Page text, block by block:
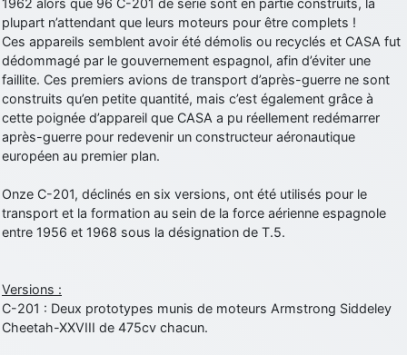
plupart n’attendant que leurs moteurs pour être complets !
Ces appareils semblent avoir été démolis ou recyclés et CASA fut
dédommagé par le gouvernement espagnol, afin d’éviter une
faillite. Ces premiers avions de transport d’après-guerre ne sont
construits qu’en petite quantité, mais c’est également grâce à
cette poignée d’appareil que CASA a pu réellement redémarrer
après-guerre pour redevenir un constructeur aéronautique
européen au premier plan.
Onze C-201, déclinés en six versions, ont été utilisés pour le
transport et la formation au sein de la force aérienne espagnole
entre 1956 et 1968 sous la désignation de T.5.
Versions :
C-201 : Deux prototypes munis de moteurs Armstrong Siddeley
Cheetah-XXVIII de 475cv chacun.